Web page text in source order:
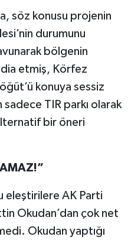
söz konusu projenin
durumunu
bölgenin
etmiş, Körfez
konuya sessiz
sadece TIR parkı olarak
bir öneri
eleştirilere AK Parti
Okudan’dan çok net
Okudan yaptığı